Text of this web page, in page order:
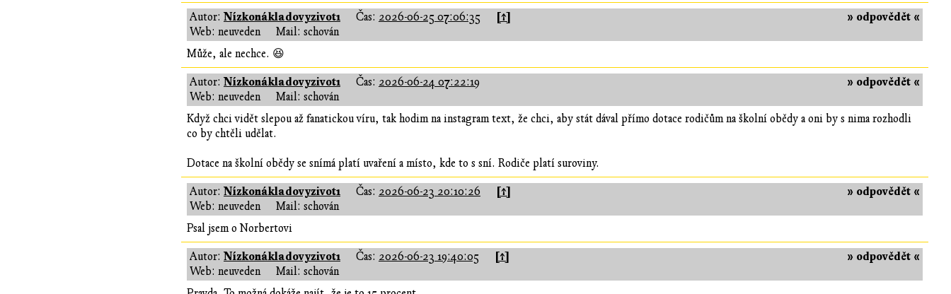
» odpovědět «
Autor: Nízkonákladovyzivot1 Čas: 2026-06-25 07:06:35 [↑]
Web: neuveden
Mail: schován
Může, ale nechce. 😆
» odpovědět «
Autor: Nízkonákladovyzivot1 Čas: 2026-06-24 07:22:19
Web: neuveden
Mail: schován
Když chci vidět slepou až fanatickou víru, tak hodim na instagram text, že chci, aby stát dával přímo dotace rodičům na školní obědy a oni by s nima rozhodli
co by chtěli udělat.
Dotace na školní obědy se snímá platí uvaření a místo, kde to s sní. Rodiče platí suroviny.
» odpovědět «
Autor: Nízkonákladovyzivot1 Čas: 2026-06-23 20:10:26 [↑]
Web: neuveden
Mail: schován
Psal jsem o Norbertovi
» odpovědět «
Autor: Nízkonákladovyzivot1 Čas: 2026-06-23 19:40:05 [↑]
Web: neuveden
Mail: schován